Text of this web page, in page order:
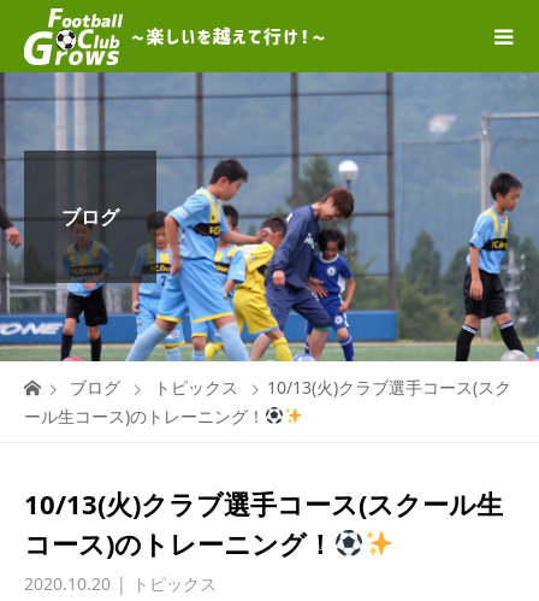
ブログ
ブログ トピックス
10/13(火)クラブ選手コース(スク
ール生コース)のトレーニング！
10/13(火)クラブ選手コース(スクール生
コース)のトレーニング！
2020.10.20 トピックス